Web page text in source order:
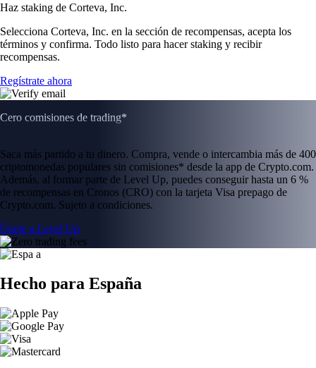
Haz staking de Corteva, Inc.
Selecciona Corteva, Inc. en la sección de recompensas, acepta los
términos y confirma. Todo listo para hacer staking y recibir
recompensas.
Regístrate ahora
Cero comisiones de trading*
Saca más partido a tu dinero. Compra, vende o intercambia más de 400
criptomonedas populares sin comisiones* desde la app de Crypto.com.
Además, al formar parte de Level Up, puedes conseguir hasta un 6 %
de recompensas en Cronos (CRO) con la tarjeta Visa prepago de
Crypto.com. Sujeto a condiciones.
Únete a Level Up
Hecho para España